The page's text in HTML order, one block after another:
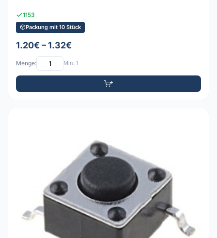
1153
Packung mit 10 Stück
1.20€ – 1.32€
Menge: Min: 1